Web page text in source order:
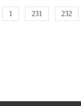
1 231 232